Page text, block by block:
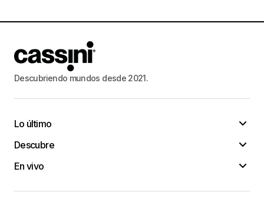
Descubriendo mundos desde 2021.
Lo último
Descubre
En vivo